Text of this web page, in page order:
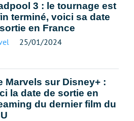
3 : le tournage est
terminé, voici sa date
en France
25/01/2024
Marvels sur Disney+ :
la date de sortie en
du dernier film du